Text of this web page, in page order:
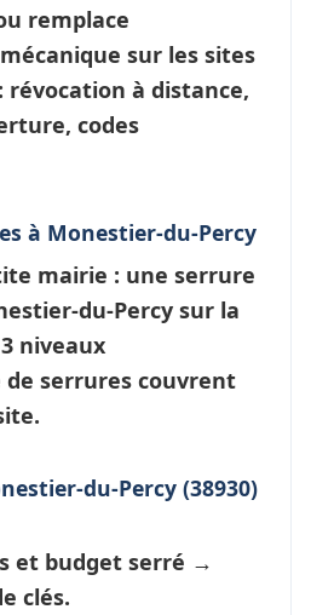
remplace
sur les sites
à distance,
codes
à Monestier-du-Percy
mairie : une serrure
du-Percy sur la
niveaux
serrures couvrent
du-Percy (38930)
et budget serré →
clés.